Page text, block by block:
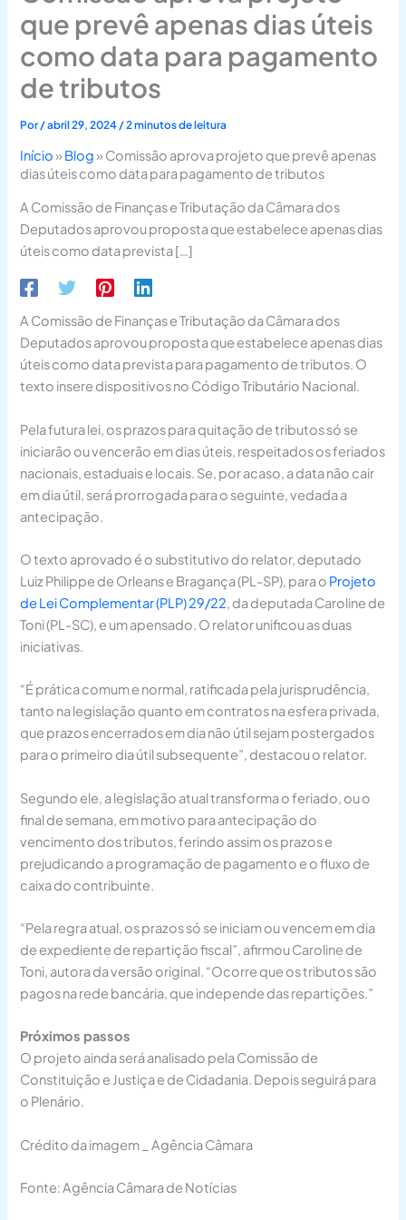
que prevê apenas dias úteis
como data para pagamento
de tributos
Por/abril 29, 2024 /2 minutos de leitura
Início» Blog» Comissão aprova projeto que prevê apenas
dias úteis como data para pagamento de tributos
A Comissão de Finanças e Tributação da Câmara dos
Deputados aprovou proposta que estabelece apenas dias
úteis como data prevista […]
A Comissão de Finanças e Tributação da Câmara dos
Deputados aprovou proposta que estabelece apenas dias
úteis como data prevista para pagamento de tributos. O
texto insere dispositivos no Código Tributário Nacional.
Pela futura lei, os prazos para quitação de tributos só se
iniciarão ou vencerão em dias úteis, respeitados os feriados
nacionais, estaduais e locais. Se, por acaso, a data não cair
em dia útil, será prorrogada para o seguinte, vedada a
antecipação.
O texto aprovado é o substitutivo do relator, deputado
Luiz Philippe de Orleans e Bragança (PL-SP), para o Projeto
de Lei Complementar (PLP) 29/22, da deputada Caroline de
Toni (PL-SC), e umapensado. O relator unificou as duas
iniciativas.
“É prática comum e normal, ratificada pela jurisprudência,
tanto na legislação quanto em contratos na esfera privada,
que prazos encerrados em dia não útil sejam postergados
para o primeiro dia útil subsequente”, destacou o relator.
Segundo ele, a legislação atual transforma o feriado, ou o
final de semana, em motivo para antecipação do
vencimento dos tributos, ferindo assim os prazos e
prejudicando a programação de pagamento e o fluxo de
caixa do contribuinte.
“Pela regra atual, os prazos só se iniciam ou vencem em dia
de expediente de repartição fiscal”, afirmou Caroline de
Toni, autora da versão original. “Ocorre que os tributos são
pagos na rede bancária, que independe das repartições.”
Próximos passos
O projeto ainda será analisado pela Comissão de
Constituição e Justiça e de Cidadania. Depois seguirá para
o Plenário.
Crédito da imagem _ Agência Câmara
Fonte: Agência Câmara de Notícias